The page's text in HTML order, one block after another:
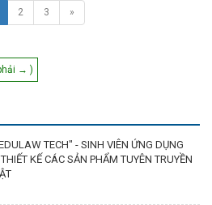
2 3 »
→ )
TECH" - SINH VIÊN ỨNG DỤNG
KẾ CÁC SẢN PHẨM TUYÊN TRUYỀN